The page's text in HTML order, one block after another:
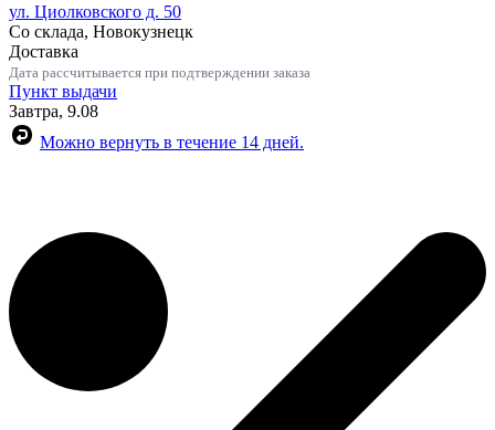
ул. Циолковского д. 50
Со склада, Новокузнецк
Доставка
Дата рассчитывается при подтверждении заказа
Пункт выдачи
Завтра, 9.08
Можно вернуть в течение 14 дней.